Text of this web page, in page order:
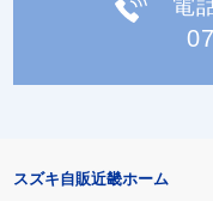
スズキ自販近畿ホーム